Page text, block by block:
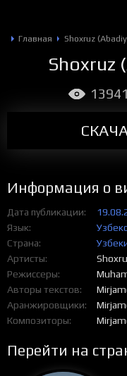
Главная Shoxruz
Shoxruz
Информация о
Дата публикации
Язык
Страна
Артисты
Режиссеры
Авторы текстов
Аранжировщики
Композиторы
Перейти на